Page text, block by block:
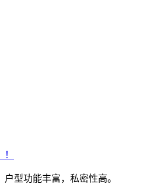
型功能丰富，私密性高。